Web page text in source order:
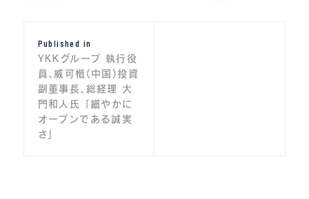
稿
ナ
ビ
ゲ
Published in
YKKグループ 執行役
員、威可楷(中国)投資
副董事長、総経理 大
門和人氏 「細やかに
オープンである誠実
さ」